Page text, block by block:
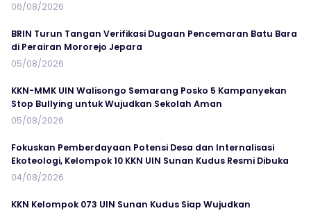
06/08/2026
BRIN Turun Tangan Verifikasi Dugaan Pencemaran Batu Bara
di Perairan Mororejo Jepara
05/08/2026
KKN-MMK UIN Walisongo Semarang Posko 5 Kampanyekan
Stop Bullying untuk Wujudkan Sekolah Aman
05/08/2026
Fokuskan Pemberdayaan Potensi Desa dan Internalisasi
Ekoteologi, Kelompok 10 KKN UIN Sunan Kudus Resmi Dibuka
04/08/2026
KKN Kelompok 073 UIN Sunan Kudus Siap Wujudkan